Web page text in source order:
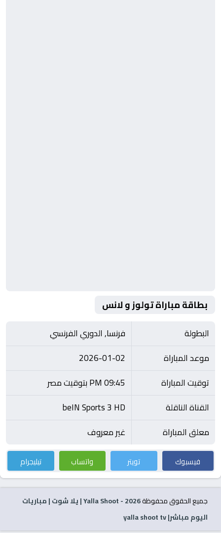
بطاقة مباراة تولوز و لانس
البطولة
فرنسا, الدوري الفرنسي
موعد المباراة
2026-01-02
توقيت المباراة
09:45 PM بتوقيت مصر
القناة الناقلة
beIN Sports 3 HD
معلق المباراة
غير معروف
فيسبوك تويتر واتساب تيليجرام
جميع الحقوق محفوظة2026
- Yalla Shoot | يلا شوت | مباريات
اليوم مباشر| yalla shoot tv